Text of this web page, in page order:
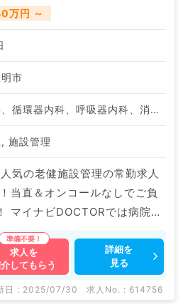
万円 ～
市
一般内科、循環器内科、呼吸器内科、消化器内科、老年内科、血液内科、科目不問
施設管理
の老健施設管理の常勤求人
当直＆オンコールなしでご負
関求人はもちろんのこと、 産
数扱っています。 求人内容の
下さい。
求人を
してもらう
詳細を
見る
日 : 2025/07/30 求人No. : 614756